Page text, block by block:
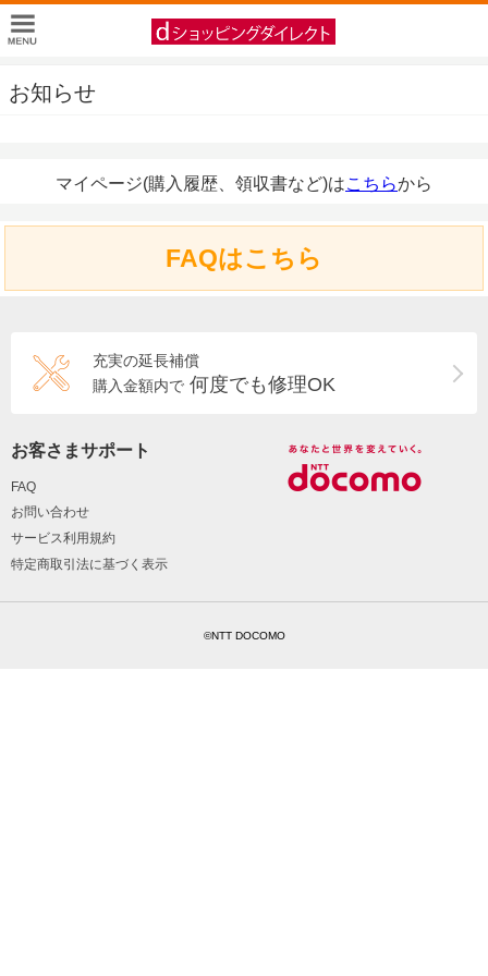
お知らせ
マイページ(購入履歴、領収書など)はこちらから
FAQはこちら
充実の延長補償
購入金額内で 何度でも修理OK
お客さまサポート
FAQ
お問い合わせ
サービス利用規約
特定商取引法に基づく表示
©NTT DOCOMO